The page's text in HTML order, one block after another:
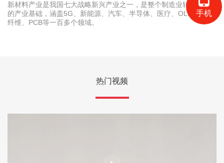
新材料产业是我国七大战略新兴产业之一，是整个制造业转型升级
的产业基础，涵盖5G、新能源、汽车、半导体、医疗、OLED、碳
纤维、PCB等一百多个领域。
热门视频
手机